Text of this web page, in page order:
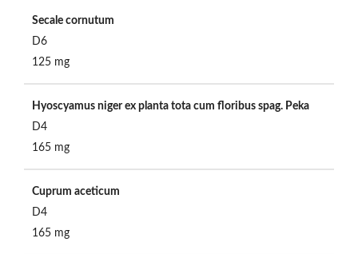
Secale cornutum
D6
125 mg
Hyoscyamus niger ex planta tota cum floribus spag. Peka
D4
165 mg
Cuprum aceticum
D4
165 mg